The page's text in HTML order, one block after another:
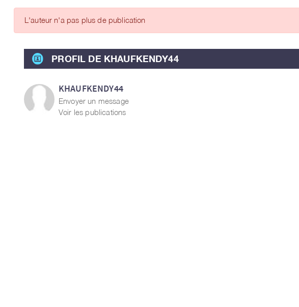
ARTICLES DES MEMBRES
PROFIL DE KHAUFKENDY44
KHAUFKENDY44
Envoyer un message
Voir les publications
L'auteur n'a pas plus de publication